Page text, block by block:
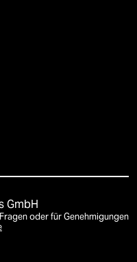
GmbH
oder für Genehmigungen